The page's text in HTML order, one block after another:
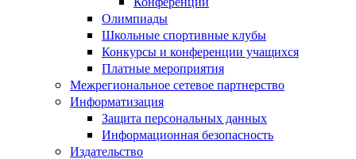
Олимпиады
Школьные спортивные клубы
Конкурсы и конференции учащихся
Платные мероприятия
Межрегиональное сетевое партнерство
Информатизация
Защита персональных данных
Информационная безопасность
Издательство